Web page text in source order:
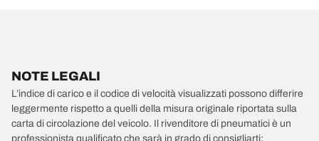
NOTE LEGALI
L’indice di carico e il codice di velocità visualizzati possono differire
leggermente rispetto a quelli della misura originale riportata sulla
carta di circolazione del veicolo. Il rivenditore di pneumatici è un
professionista qualificato che sarà in grado di consigliarti: